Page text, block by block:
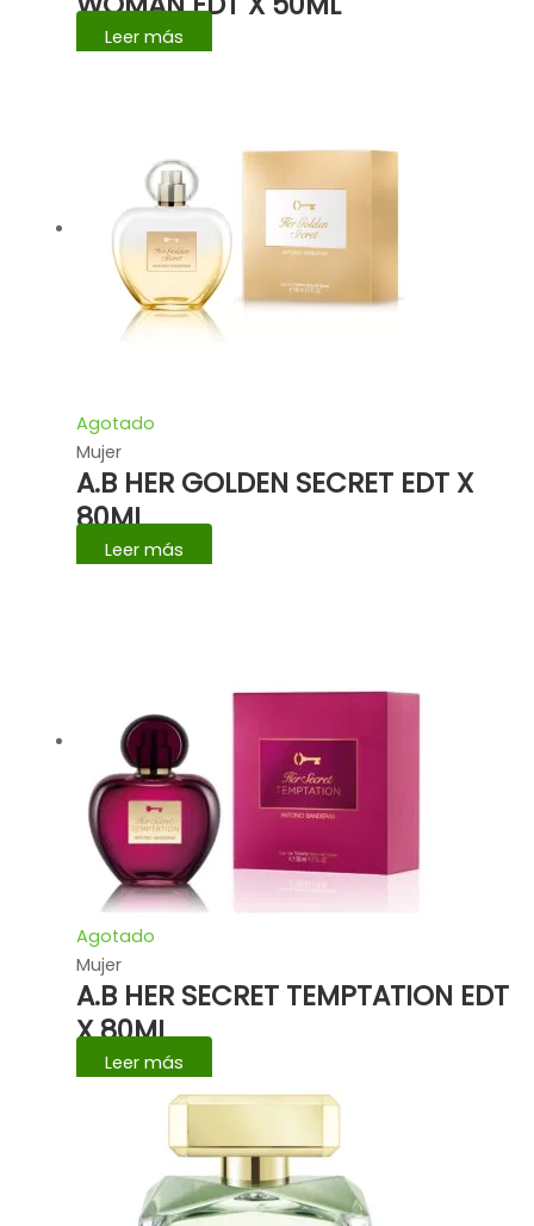
Leer más
Agotado
Mujer
A.B HER GOLDEN SECRET EDT X
80ML
Leer más
Agotado
Mujer
A.B HER SECRET TEMPTATION EDT
X 80ML
Leer más